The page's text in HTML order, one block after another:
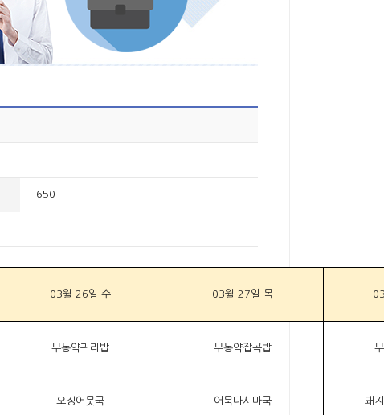
650
03월 26일 수 03월 27일 목
무농약귀리밥 무농약잡곡밥
오징어뭇국 어묵다시마국 돼